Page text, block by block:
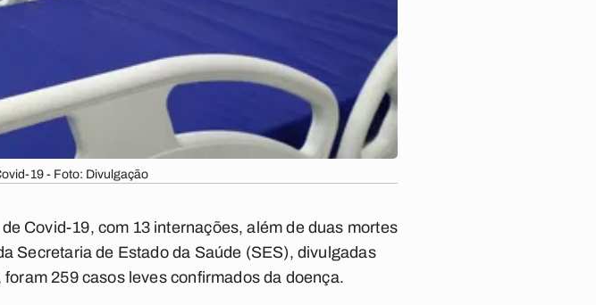
19 - Foto: Divulgação
Covid-19, com 13 internações, além de duas mortes
Secretaria de Estado da Saúde (SES), divulgadas
259 casos leves confirmados da doença.